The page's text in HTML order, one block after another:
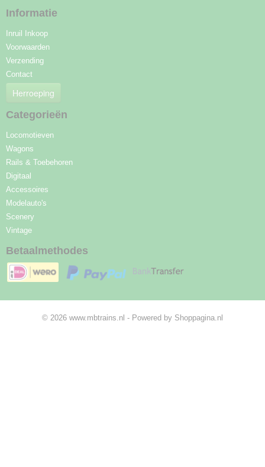
Informatie
Inruil Inkoop
Voorwaarden
Verzending
Contact
Herroeping
Categorieën
Locomotieven
Wagons
Rails & Toebehoren
Digitaal
Accessoires
Modelauto's
Scenery
Vintage
Betaalmethodes
© 2026 www.mbtrains.nl - Powered by Shoppagina.nl